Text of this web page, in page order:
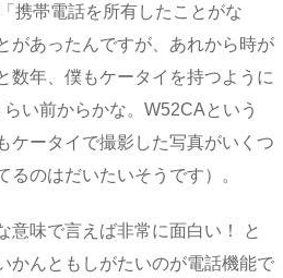
携帯電話を所有したことがな
があったんですが、あれから時が
数年、僕もケータイを持つように
い前からかな。W52CAという
ケータイで撮影した写真がいくつ
のはだいたいそうです）。
意味で言えば非常に面白い！ と
かんともしがたいのが電話機能で